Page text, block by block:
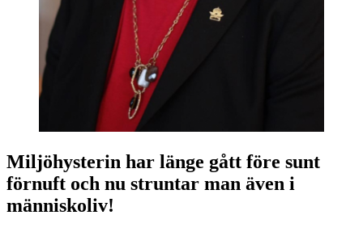
Miljöhysterin har länge gått före sunt
förnuft och nu struntar man även i
människoliv!